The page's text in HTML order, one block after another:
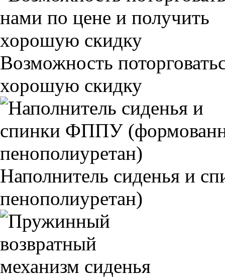
Возможность
хорошую скидку
Наполнитель сиденья и
пенополиуретан)